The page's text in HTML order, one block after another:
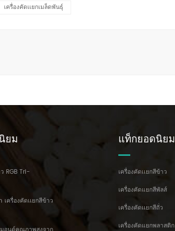
เครื่องคัดเเยกเมล็ดพันธุ์
ยม
RGB Tri-
ครื่องคัดเเยกสีข้าว
แท็กยอดนิยม
เครื่องคัดเเยกสีข้าว
เครื่องคัดแยกสีพัลส์
เครื่องคัดเเยกสีถั่ว
เครื่องคัดแยกพลาสติก